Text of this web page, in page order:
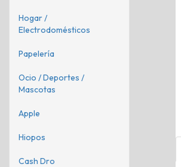
Hogar /
Electrodomésticos
Papelería
Ocio / Deportes /
Mascotas
Apple
Hiopos
Cash Dro